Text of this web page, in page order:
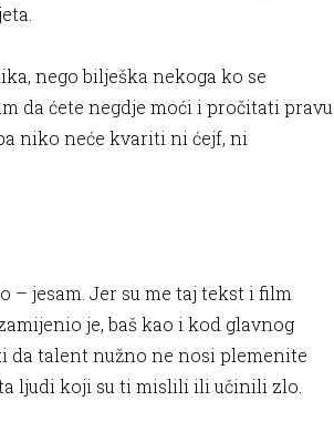
nego bilješka nekoga ko se
da ćete negdje moći i pročitati pravu
niko neće kvariti ni ćejf, ni
– jesam. Jer su me taj tekst i film
je, baš kao i kod glavnog
da talent nužno ne nosi plemenite
ljudi koji su ti mislili ili učinili zlo.